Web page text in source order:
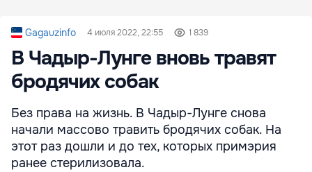
Gagauzinfo 4 июля 2022, 22:55 1 839
В Чадыр-Лунге вновь травят
бродячих собак
Без права на жизнь. В Чадыр-Лунге снова
начали массово травить бродячих собак. На
этот раз дошли и до тех, которых примэрия
ранее стерилизовала.